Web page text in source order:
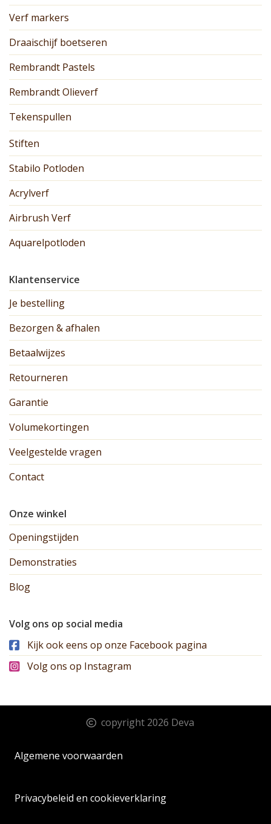
Verf markers
Draaischijf boetseren
Rembrandt Pastels
Rembrandt Olieverf
Tekenspullen
Stiften
Stabilo Potloden
Acrylverf
Airbrush Verf
Aquarelpotloden
Klantenservice
Je bestelling
Bezorgen & afhalen
Betaalwijzes
Retourneren
Garantie
Volumekortingen
Veelgestelde vragen
Contact
Onze winkel
Openingstijden
Demonstraties
Blog
Volg ons op social media
Kijk ook eens op onze Facebook pagina
Volg ons op Instagram
copyright 2026 Deva
Algemene voorwaarden
Privacybeleid en cookieverklaring